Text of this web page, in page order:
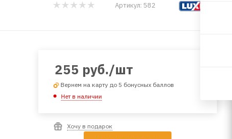
Артикул: 582
255 руб./шт
Вернем на карту до 5 бонусных баллов
Нет в наличии
Хочу в подарок